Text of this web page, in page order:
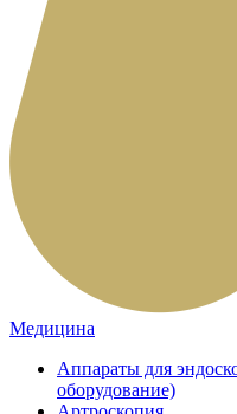
Медицина
Аппараты для
оборудование)